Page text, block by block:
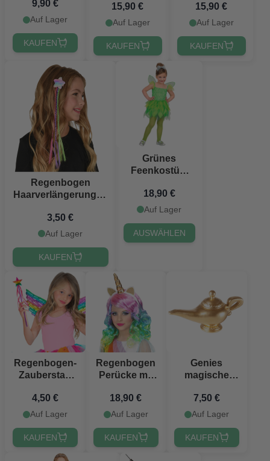
cm
9,90 €
Auf Lager
KAUFEN
6 Teile
15,90 €
Auf Lager
KAUFEN
6 Teile
15,90 €
Auf Lager
KAUFEN
Regenbogen
Haarverlängerungen
Sternenhaarklammer
für Kinder
3,50 €
Auf Lager
KAUFEN
Grünes
Feenkostüm
18,90 €
Auf Lager
AUSWÄHLEN
Regenbogen-
Zauberstab
4,50 €
Auf Lager
KAUFEN
Regenbogen
Perücke mit
Haarband für
Kinder
18,90 €
Auf Lager
KAUFEN
Genies
magische
cm
7,50 €
Auf Lager
KAUFEN